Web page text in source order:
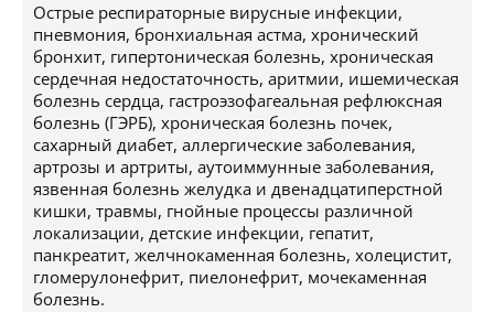
Острые респираторные вирусные инфекции,
пневмония, бронхиальная астма, хронический
бронхит, гипертоническая болезнь, хроническая
сердечная недостаточность, аритмии, ишемическая
болезнь сердца, гастроэзофагеальная рефлюксная
болезнь (ГЭРБ), хроническая болезнь почек,
сахарный диабет, аллергические заболевания,
артрозы и артриты, аутоиммунные заболевания,
язвенная болезнь желудка и двенадцатиперстной
кишки, травмы, гнойные процессы различной
локализации, детские инфекции, гепатит,
панкреатит, желчнокаменная болезнь, холецистит,
гломерулонефрит, пиелонефрит, мочекаменная
болезнь.